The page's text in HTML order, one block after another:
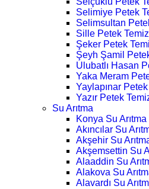
Selimiye Petek
Selimsultan
Sille Petek
Şeker Petek
Şeyh Şamil
Ulubatlı Hasan
Yaka Meram
Yaylapınar
Yazır Petek
Su Arıtma
Konya Su Arıtma
Akıncılar Su
Akşehir Su
Akşemsettin Su
Alaaddin Su
Alakova Su
Alavardı Su